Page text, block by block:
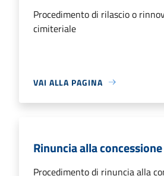
Procedimento di rilascio o
cimiteriale
VAI ALLA PAGINA
Rinuncia alla
Procedimento di rinuncia alla